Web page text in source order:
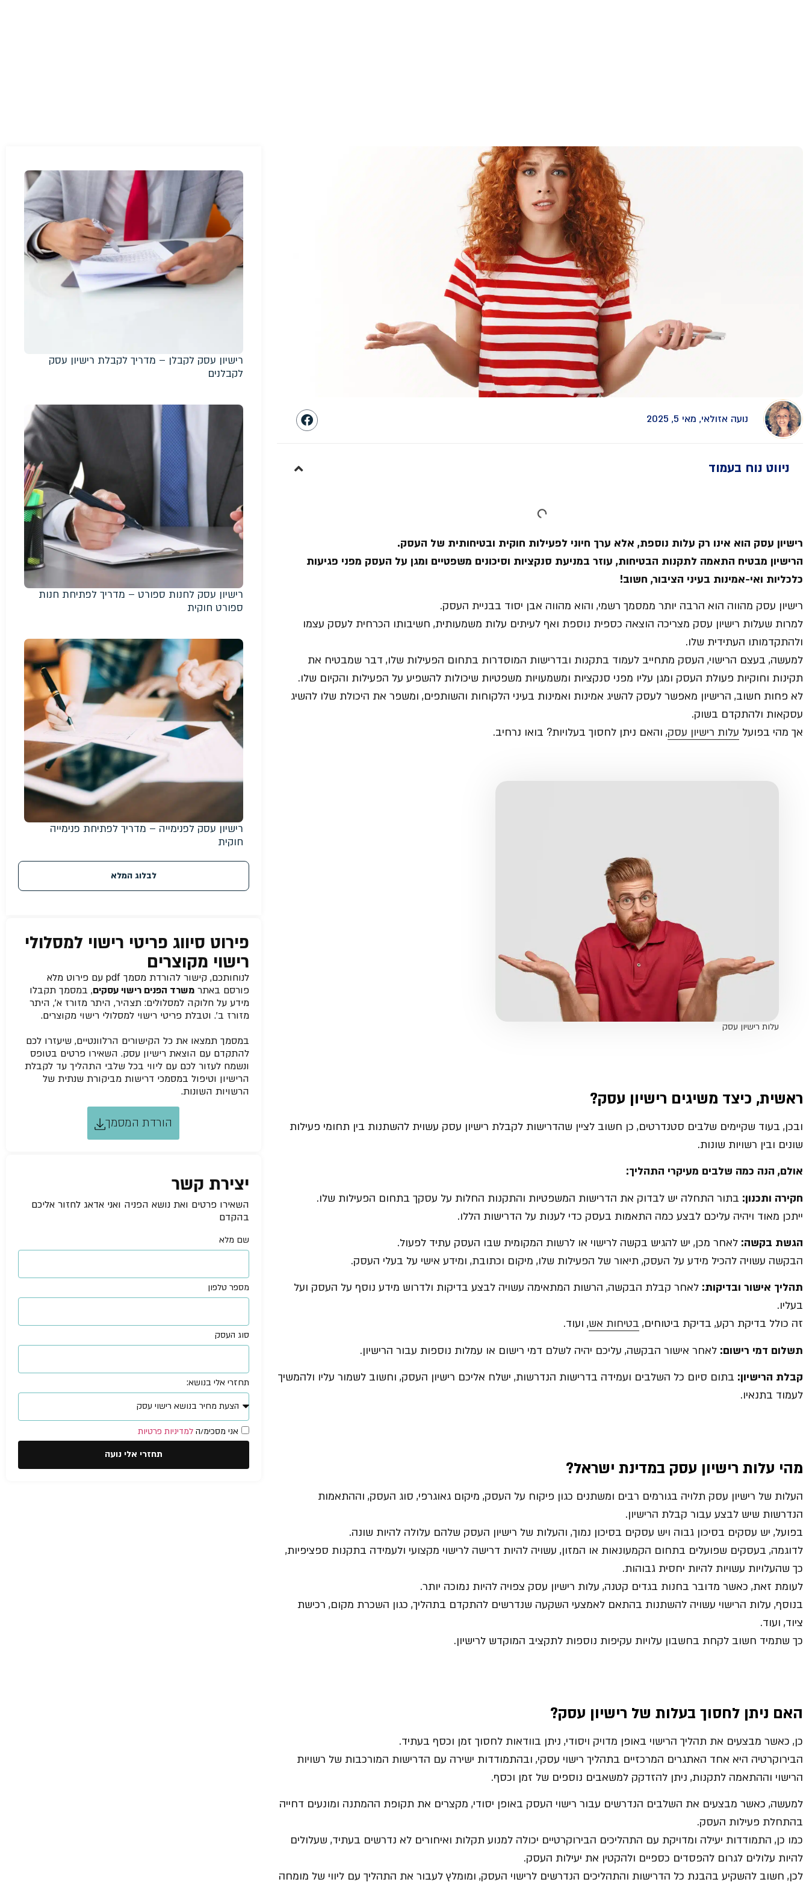
נועה אזולאי, מאי 5, 2025
ניווט נוח בעמוד
רישיון עסק הוא אינו רק עלות נוספת, אלא ערך חיוני לפעילות חוקית ובטיחותית של העסק.
הרישיון מבטיח התאמה לתקנות הבטיחות, עוזר במניעת סנקציות וסיכונים משפטיים ומגן על העסק מפני פגיעות
כלכליות ואי-אמינות בעיני הציבור, חשוב!
רישיון עסק מהווה הוא הרבה יותר ממסמך רשמי, והוא מהווה אבן יסוד בבניית העסק.
למרות שעלות רישיון עסק מצריכה הוצאה כספית נוספת ואף לעיתים עלות משמעותית, חשיבותו הכרחית לעסק עצמו
ולהתקדמותו העתידית שלו.
למעשה, בעצם הרישוי, העסק מתחייב לעמוד בתקנות ובדרישות המוסדרות בתחום הפעילות שלו, דבר שמבטיח את
תקינות וחוקיות פעולת העסק ומגן עליו מפני סנקציות ומשמעויות משפטיות שיכולות להשפיע על הפעילות והקיום שלו.
לא פחות חשוב, הרישיון מאפשר לעסק להשיג אמינות ואמינות בעיני הלקוחות והשותפים, ומשפר את היכולת שלו להשיג
עסקאות ולהתקדם בשוק.
אך מהי בפועל עלות רישיון עסק, והאם ניתן לחסוך בעלויות? בואו נרחיב.
עלות רישיון עסק
ראשית, כיצד משיגים רישיון עסק?
ובכן, בעוד שקיימים שלבים סטנדרטים, כן חשוב לציין שהדרישות לקבלת רישיון עסק עשוית להשתנות בין תחומי פעילות
שונים ובין רשויות שונות.
אולם, הנה כמה שלבים מעיקרי התהליך:
חקירה ותכנון: בתור התחלה יש לבדוק את הדרישות המשפטיות והתקנות החלות על עסקך בתחום הפעילות שלו.
ייתכן מאוד ויהיה עליכם לבצע כמה התאמות בעסק כדי לענות על הדרישות הללו.
הגשת בקשה: לאחר מכן, יש להגיש בקשה לרישוי או לרשות המקומית שבו העסק עתיד לפעול.
הבקשה עשויה להכיל מידע על העסק, תיאור של הפעילות שלו, מיקום וכתובת, ומידע אישי על בעלי העסק.
תהליך אישור ובדיקות: לאחר קבלת הבקשה, הרשות המתאימה עשויה לבצע בדיקות ולדרוש מידע נוסף על העסק ועל
בעליו.
זה כולל בדיקת רקע, בדיקת ביטוחים, בטיחות אש, ועוד.
תשלום דמי רישום: לאחר אישור הבקשה, עליכם יהיה לשלם דמי רישום או עמלות נוספות עבור הרישיון.
קבלת הרישיון: בתום סיום כל השלבים ועמידה בדרישות הנדרשות, ישלח אליכם רישיון העסק, וחשוב לשמור עליו ולהמשיך
לעמוד בתנאיו.
מהי עלות רישיון עסק במדינת ישראל?
העלות של רישיון עסק תלויה בגורמים רבים ומשתנים כגון פיקוח על העסק, מיקום גאוגרפי, סוג העסק, וההתאמות
הנדרשות שיש לבצע עבור קבלת הרישיון.
בפועל, יש עסקים בסיכון גבוה ויש עסקים בסיכון נמוך, והעלות של רישיון העסק שלהם עלולה להיות שונה.
לדוגמה, בעסקים שפועלים בתחום הקמעונאות או המזון, עשויה להיות דרישה לרישוי מקצועי ולעמידה בתקנות ספציפיות,
כך שהעלויות עשויות להיות יחסית גבוהות.
לעומת זאת, כאשר מדובר בחנות בגדים קטנה, עלות רישיון עסק צפויה להיות נמוכה יותר.
בנוסף, עלות הרישוי עשויה להשתנות בהתאם לאמצעי השקעה שנדרשים להתקדם בתהליך, כגון השכרת מקום, רכישת
ציוד, ועוד.
כך שתמיד חשוב לקחת בחשבון עלויות עקיפות נוספות לתקציב המוקדש לרישיון.
האם ניתן לחסוך בעלות של רישיון עסק?
כן, כאשר מבצעים את תהליך הרישוי באופן מדויק ויסודי, ניתן בוודאות לחסוך זמן וכסף בעתיד.
הבירוקרטיה היא אחד האתגרים המרכזיים בתהליך רישוי עסקי, ובהתמודדות ישירה עם הדרישות המורכבות של רשויות
הרישוי וההתאמה לתקנות, ניתן להזדקק למשאבים נוספים של זמן וכסף.
למעשה, כאשר מבצעים את השלבים הנדרשים עבור רישוי העסק באופן יסודי, מקצרים את תקופת ההמתנה ומונעים דחייה
בהתחלת פעילות העסק.
כמו כן, התמודדות יעילה ומדויקת עם התהליכים הבירוקרטיים יכולה למנוע תקלות ואיחורים לא נדרשים בעתיד, שעלולים
להיות עלולים לגרום להפסדים כספיים ולהקטין את יעילות העסק.
לכן, חשוב להשקיע בהבנת כל הדרישות והתהליכים הנדרשים לרישוי העסק, ומומלץ לעבור את התהליך עם ליווי של מומחה
רישיון עסק לקבלן – מדריך לקבלת רישיון עסק
לקבלנים
רישיון עסק לחנות ספורט – מדריך לפתיחת חנות
ספורט חוקית
רישיון עסק לפנימייה – מדריך לפתיחת פנימייה
חוקית
לבלוג המלא
פירוט סיווג פריטי רישוי למסלולי
רישוי מקוצרים
לנוחותכם, קישור להורדת מסמך pdf עם פירוט מלא
פורסם באתרמשרד הפנים רישוי עסקים, במסמך תקבלו
מידע על חלוקה למסלולים: תצהיר, היתר מזורז א’, היתר
מזורז ב’. וטבלת פריטי רישוי למסלולי רישוי מקוצרים.
במסמך תמצאו את כל הקישורים הרלוונטיים, שיעזרו לכם
להתקדם עם הוצאת רישיון עסק. השאירו פרטים בטופס
ונשמח לעזור לכם עם ליווי בכל שלבי התהליך עד לקבלת
הרישיון וטיפול במסמכי דרישות מביקורת שנתית של
הרשויות השונות.
הורדת המסמך
יצירת קשר
השאירו פרטים ואת נושא הפניה ואני אדאג לחזור אליכם
בהקדם
שם מלא
מספר טלפון
סוג העסק
תחזרי אלי בנושא:
אני מסכימ/הלמדיניות פרטיות
תחזרי אלי נועה